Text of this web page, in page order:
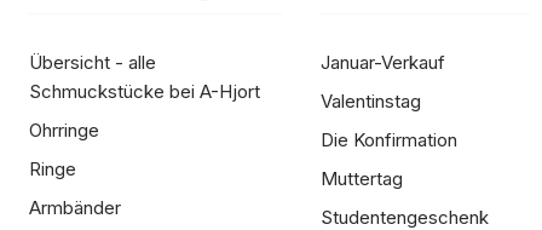
Übersicht - alle
Schmuckstücke bei A-Hjort
Ohrringe
Ringe
Armbänder
Januar-Verkauf
Valentinstag
Die Konfirmation
Muttertag
Studentengeschenk